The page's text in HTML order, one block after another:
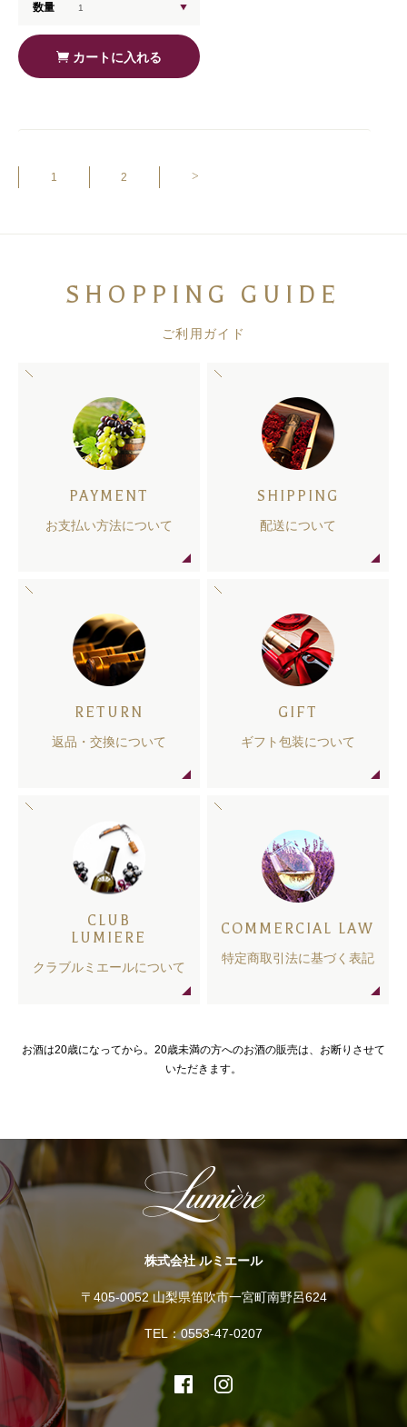
数量
カートに入れる
1 2 >
SHOPPING GUIDE
ご利用ガイド
PAYMENT
お支払い方法について
SHIPPING
配送について
RETURN
返品・交換について
GIFT
ギフト包装について
CLUB
LUMIERE
クラブルミエールについて
COMMERCIAL LAW
特定商取引法に基づく表記
お酒は20歳になってから。20歳未満の方へのお酒の販売は、お断りさせて
いただきます。
株式会社 ルミエール
〒405-0052 山梨県笛吹市一宮町南野呂624
TEL：0553-47-0207